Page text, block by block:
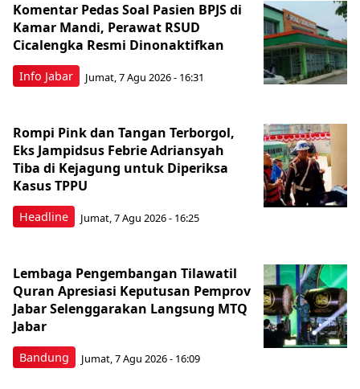
Info Jabar
Komentar Pedas Soal Pasien BPJS di
Kamar Mandi, Perawat RSUD
Cicalengka Resmi Dinonaktifkan
Jumat, 7 Agu 2026 - 16:31
Headline
Rompi Pink dan Tangan Terborgol,
Eks Jampidsus Febrie Adriansyah
Tiba di Kejagung untuk Diperiksa
Kasus TPPU
Jumat, 7 Agu 2026 - 16:25
Bandung
Lembaga Pengembangan Tilawatil
Quran Apresiasi Keputusan Pemprov
Jabar Selenggarakan Langsung MTQ
Jabar
Jumat, 7 Agu 2026 - 16:09